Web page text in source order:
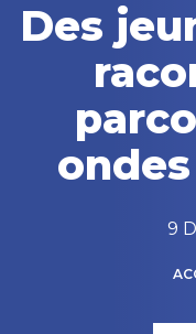
Des
9